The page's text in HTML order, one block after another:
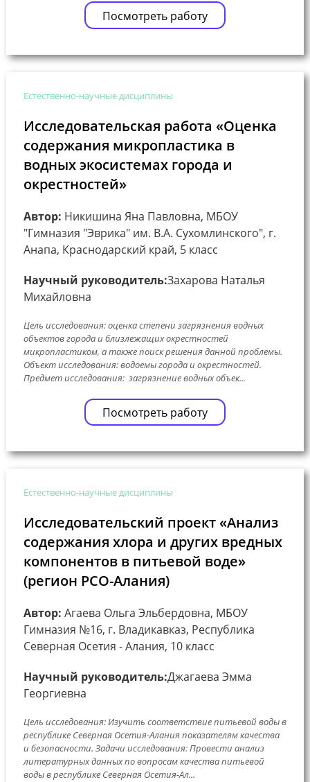
Посмотреть работу
Естественно-научные дисциплины
Исследовательская работа «Оценка
содержания микропластика в
водных экосистемах города и
окрестностей»
Автор: Никишина Яна Павловна, МБОУ
"Гимназия "Эврика" им. В.А. Сухомлинского", г.
Анапа, Краснодарский край, 5 класс
Научный руководитель:Захарова Наталья
Михайловна
Цель исследования: оценка степени загрязнения водных
объектов города и близлежащих окрестностей
микропластиком, а также поиск решения данной проблемы.
Объект исследования: водоемы города и окрестностей.
Предмет исследования: загрязнение водных объек...
Посмотреть работу
Естественно-научные дисциплины
Исследовательский проект «Анализ
содержания хлора и других вредных
компонентов в питьевой воде»
(регион РСО-Алания)
Автор: Агаева Ольга Эльбердовна, МБОУ
Гимназия №16, г. Владикавказ, Республика
Северная Осетия - Алания, 10 класс
Научный руководитель:Джагаева Эмма
Георгиевна
Цель исследования: Изучить соответствие питьевой воды в
республике Северная Осетия-Алания показателям качества
и безопасности. Задачи исследования: Провести анализ
литературных данных по вопросам качества питьевой
воды в республике Северная Осетия-Ал...